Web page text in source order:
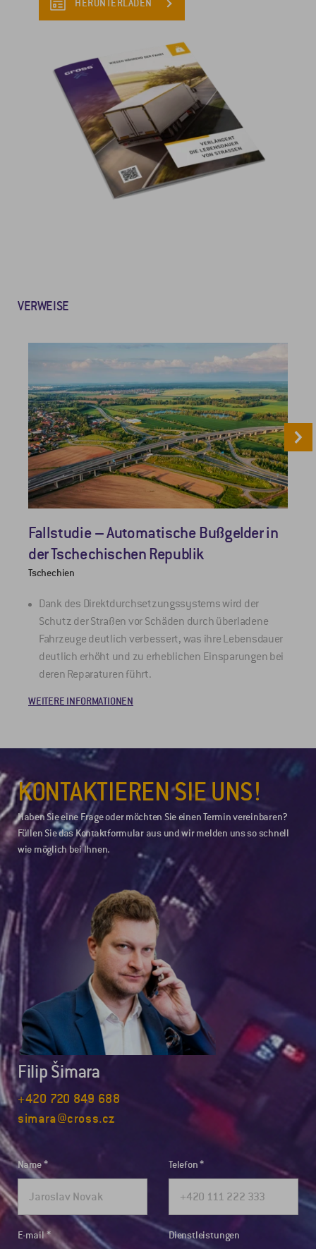
HERUNTERLADEN
VERWEISE
Fallstudie – Automatische Bußgelder in
der Tschechischen Republik
Tschechien
Dank des Direktdurchsetzungssystems wird der
Schutz der Straßen vor Schäden durch überladene
Fahrzeuge deutlich verbessert, was ihre Lebensdauer
deutlich erhöht und zu erheblichen Einsparungen bei
deren Reparaturen führt.
WEITERE INFORMATIONEN
KONTAKTIEREN SIE UNS!
Haben Sie eine Frage oder möchten Sie einen Termin vereinbaren?
Füllen Sie das Kontaktformular aus und wir melden uns so schnell
wie möglich bei Ihnen.
Filip Šimara
+420 720 849 688
simara@cross.cz
Name Telefon
E-mail Dienstleistungen